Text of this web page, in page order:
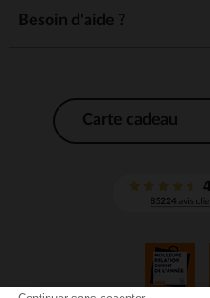
Besoin d'aide ?
Carte cadeau